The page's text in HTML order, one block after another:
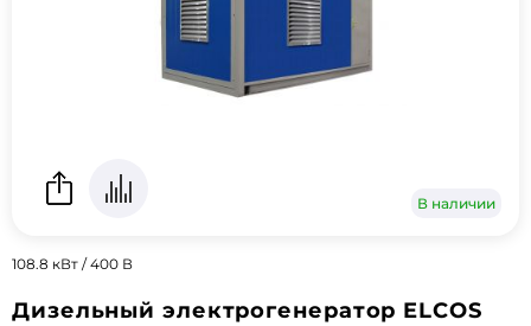
В наличии
108.8 кВт / 400 В
Дизельный электрогенератор ELCOS